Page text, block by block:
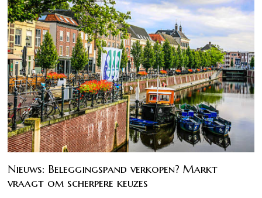
Nieuws: Beleggingspand verkopen? Markt
vraagt om scherpere keuzes